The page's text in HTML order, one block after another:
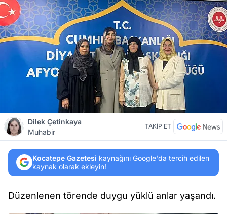
Dilek Çetinkaya
Muhabir
TAKİP ET
Kocatepe Gazetesi kaynağını Google'da tercih edilen
kaynak olarak ekleyin!
Düzenlenen törende duygu yüklü anlar yaşandı.